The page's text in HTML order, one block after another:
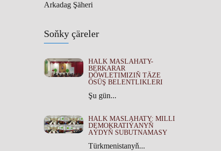
Arkadag Şäheri
Soňky çäreler
HALK MASLAHATY-
BERKARAR
DÖWLETIMIZIŇ TÄZE
ÖSÜŞ BELENTLIKLERI
Şu gün...
HALK MASLAHATY: MILLI
DEMOKRATIÝANYŇ
AÝDYŇ SUBUTNAMASY
Türkmenistanyň...